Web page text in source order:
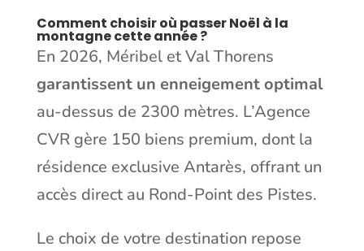
Comment choisir où passer Noël à la
montagne cette année ?
En 2026, Méribel et Val Thorens
garantissent un enneigement optimal
au-dessus de 2300 mètres. L’Agence
CVR gère 150 biens premium, dont la
résidence exclusive Antarès, offrant un
accès direct au Rond-Point des Pistes.
Le choix de votre destination repose